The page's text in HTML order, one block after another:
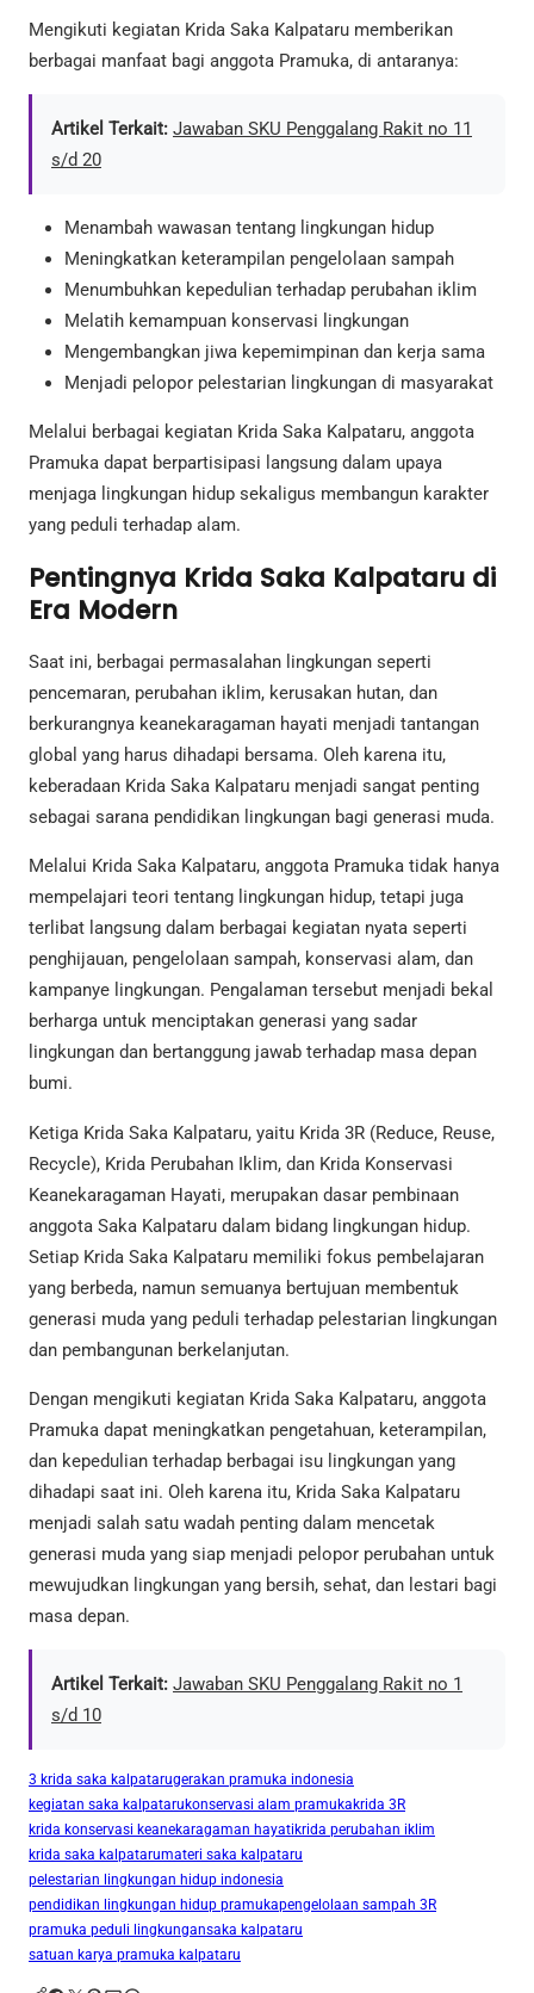
Mengikuti kegiatan Krida Saka Kalpataru memberikan
berbagai manfaat bagi anggota Pramuka, di antaranya:
Artikel Terkait: Jawaban SKU Penggalang Rakit no 11
s/d 20
Menambah wawasan tentang lingkungan hidup
Meningkatkan keterampilan pengelolaan sampah
Menumbuhkan kepedulian terhadap perubahan iklim
Melatih kemampuan konservasi lingkungan
Mengembangkan jiwa kepemimpinan dan kerja sama
Menjadi pelopor pelestarian lingkungan di masyarakat
Melalui berbagai kegiatan Krida Saka Kalpataru, anggota
Pramuka dapat berpartisipasi langsung dalam upaya
menjaga lingkungan hidup sekaligus membangun karakter
yang peduli terhadap alam.
Pentingnya Krida Saka Kalpataru di
Era Modern
Saat ini, berbagai permasalahan lingkungan seperti
pencemaran, perubahan iklim, kerusakan hutan, dan
berkurangnya keanekaragaman hayati menjadi tantangan
global yang harus dihadapi bersama. Oleh karena itu,
keberadaan Krida Saka Kalpataru menjadi sangat penting
sebagai sarana pendidikan lingkungan bagi generasi muda.
Melalui Krida Saka Kalpataru, anggota Pramuka tidak hanya
mempelajari teori tentang lingkungan hidup, tetapi juga
terlibat langsung dalam berbagai kegiatan nyata seperti
penghijauan, pengelolaan sampah, konservasi alam, dan
kampanye lingkungan. Pengalaman tersebut menjadi bekal
berharga untuk menciptakan generasi yang sadar
lingkungan dan bertanggung jawab terhadap masa depan
bumi.
Ketiga Krida Saka Kalpataru, yaitu Krida 3R (Reduce, Reuse,
Recycle), Krida Perubahan Iklim, dan Krida Konservasi
Keanekaragaman Hayati, merupakan dasar pembinaan
anggota Saka Kalpataru dalam bidang lingkungan hidup.
Setiap Krida Saka Kalpataru memiliki fokus pembelajaran
yang berbeda, namun semuanya bertujuan membentuk
generasi muda yang peduli terhadap pelestarian lingkungan
dan pembangunan berkelanjutan.
Dengan mengikuti kegiatan Krida Saka Kalpataru, anggota
Pramuka dapat meningkatkan pengetahuan, keterampilan,
dan kepedulian terhadap berbagai isu lingkungan yang
dihadapi saat ini. Oleh karena itu, Krida Saka Kalpataru
menjadi salah satu wadah penting dalam mencetak
generasi muda yang siap menjadi pelopor perubahan untuk
mewujudkan lingkungan yang bersih, sehat, dan lestari bagi
masa depan.
Artikel Terkait: Jawaban SKU Penggalang Rakit no 1
s/d 10
3 krida saka kalpatarugerakan pramuka indonesia
kegiatan saka kalpataru konservasi alam pramuka krida 3R
krida konservasi keanekaragaman hayati krida perubahan iklim
krida saka kalpatarumateri saka kalpataru
pelestarian lingkungan hidup indonesia
pendidikan lingkungan hidup pramukapengelolaan sampah 3R
pramuka peduli lingkungansaka kalpataru
satuan karya pramuka kalpataru